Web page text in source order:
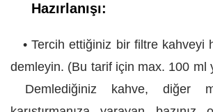
Hazırlanışı:
• Tercih ettiğiniz bir filtre kahveyi
demleyin. (Bu tarif için max. 100 ml
Demlediğiniz kahve, diğer